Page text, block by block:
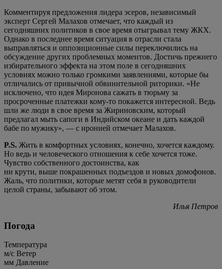
Комментируя предложения лидера эсеров, независимый
эксперт Сергей Малахов отмечает, что каждый из
сегодняшних политиков в свое время отыгрывал тему ЖКХ.
Однако в последнее время ситуация в отрасли стала
выправляться и оппозиционные силы переключились на
обсуждение других проблемных моментов. Достичь прежнего
избирательного эффекта на этом поле в сегодняшних
условиях можно только громкими заявлениями, которые бы
отличались от привычной обвинительной риторики. «Не
исключено, что идея Миронова сажать в тюрьму за
просроченные платежки кому-то покажется интересной. Ведь
шли же люди в свое время за Жириновским, который
предлагал мыть сапоги в Индийском океане и дать каждой
бабе по мужику», — с иронией отмечает Малахов.
P.S. Жить в комфортных условиях, конечно, хочется каждому.
Но ведь и человеческого отношения к себе хочется тоже.
Чувство собственного достоинства, как
ни крути, выше покрашенных подъездов и новых домофонов.
Жаль, что политики, которые метят себя в руководители
целой страны, забывают об этом.
Илья Петров
Погода
Температура
м/c Ветер
мм Давление